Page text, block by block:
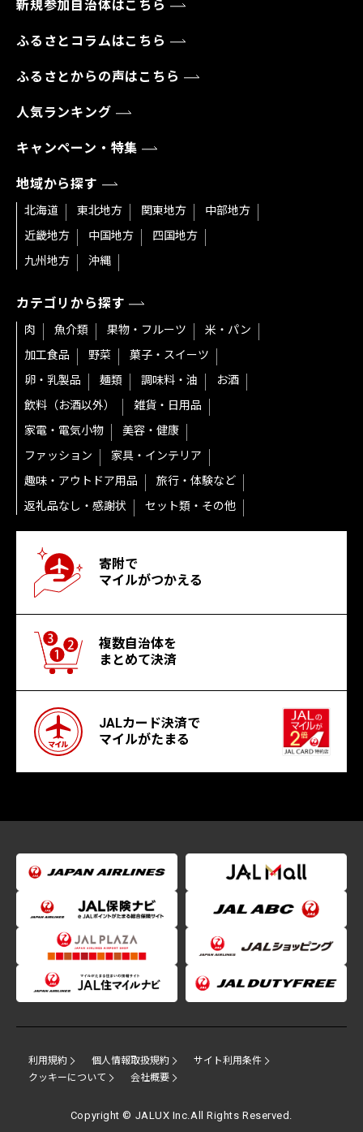
新規参加自治体はこちら
ふるさとコラムはこちら
ふるさとからの声はこちら
人気ランキング
キャンペーン・特集
地域から探す
北海道 東北地方 関東地方
中部地方
近畿地方
中国地方
四国地方
九州地方
沖縄
カテゴリから探す
肉 魚介類 果物・フルーツ
米・パン
加工食品
野菜
菓子・スイーツ
卵・乳製品
麺類 調味料・油
お酒
飲料（お酒以外）
雑貨・日用品
家電・電気小物
美容・健康
ファッション
家具・インテリア
趣味・アウトドア用品
旅行・体験など
返礼品なし・感謝状
セット類・その他
寄附で
マイルがつかえる
複数自治体を
まとめて決済
JALカード決済で
マイルがたまる
利用規約 個人情報取扱規約
サイト利用条件
クッキーについて
会社概要
Copyright © JALUX Inc.All Rights Reserved.